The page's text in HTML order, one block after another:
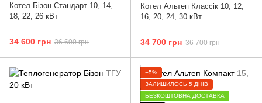
Котел Бізон Cтандарт 10, 14,
18, 22, 26 кВт
34 600 грн 36 600 грн
Котел Альтеп Классік 10, 12,
16, 20, 24, 30 кВт
34 700 грн 36 700 грн
−5%
ЗАЛИШИЛОСЬ 5 ДНІВ
БЕЗКОШТОВНА ДОСТАВКА